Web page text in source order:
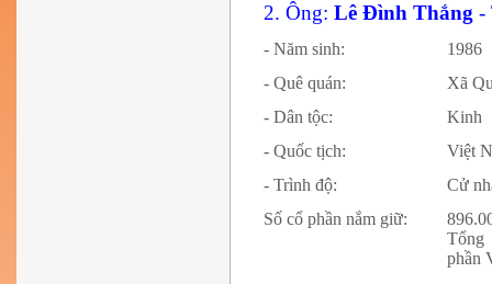
2. Ông: Lê Đình Thắng-
- Năm sinh:
1986
- Quê quán:
Xã
- Dân tộc:
Kinh
- Quốc tịch:
Việt
- Trình độ:
Cử
Số cổ phần nắm giữ:
Tổng
phần